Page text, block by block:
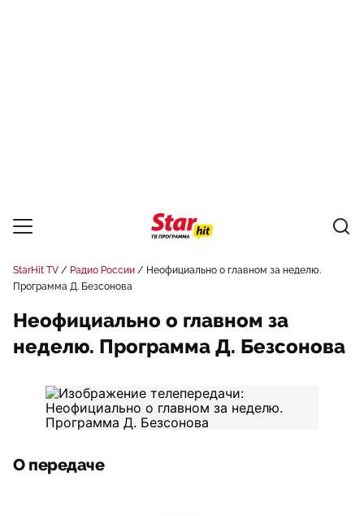
StarHit TV Радио России
Неофициально о главном за неделю.
Программа Д. Безсонова
Неофициально о главном за
неделю. Программа Д. Безсонова
О передаче